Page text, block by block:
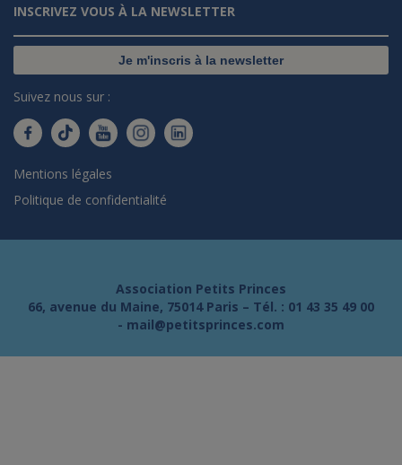
INSCRIVEZ VOUS À LA NEWSLETTER
Je m'inscris à la newsletter
Suivez nous sur :
Mentions légales
Politique de confidentialité
Association Petits Princes
66, avenue du Maine, 75014 Paris – Tél. : 01 43 35 49 00
- mail@petitsprinces.com